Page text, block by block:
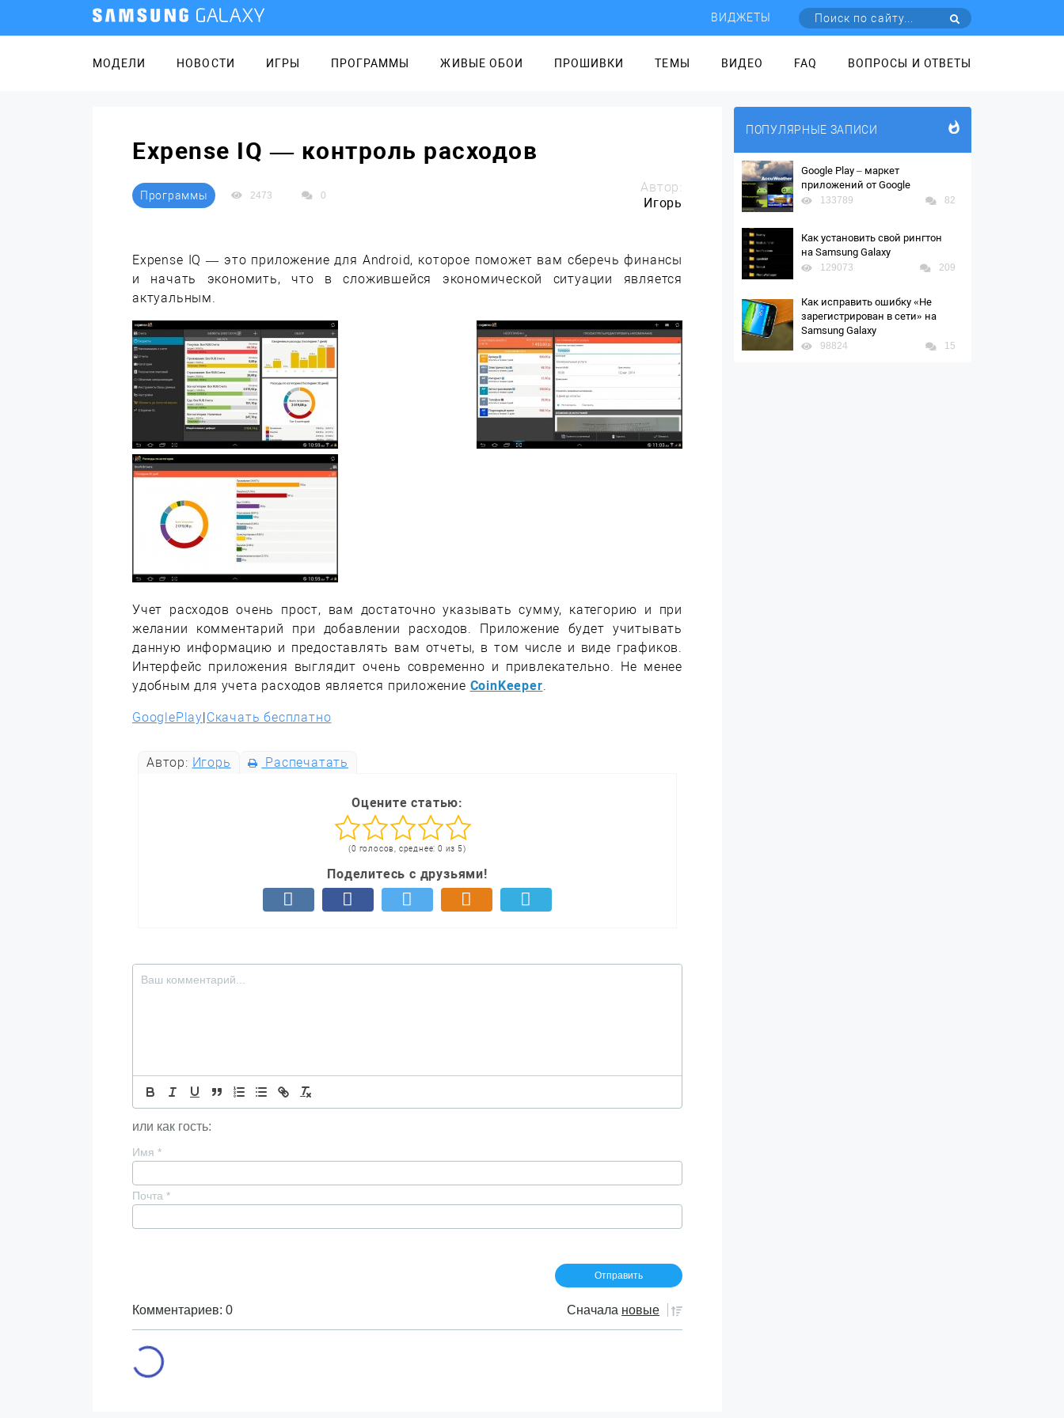
ВИДЖЕТЫ
МОДЕЛИ НОВОСТИ ИГРЫ ПРОГРАММЫ ЖИВЫЕ ОБОИ ПРОШИВКИ ТЕМЫ ВИДЕО FAQ ВОПРОСЫ И ОТВЕТЫ
Expense IQ — контроль расходов
Программы 2473 0
Автор:
Игорь
Expense IQ — это приложение для Android, которое поможет вам сберечь финансы
и начать экономить, что в сложившейся экономической ситуации является
актуальным.
Учет расходов очень прост, вам достаточно указывать сумму, категорию и при
желании комментарий при добавлении расходов. Приложение будет учитывать
данную информацию и предоставлять вам отчеты, в том числе и виде графиков.
Интерфейс приложения выглядит очень современно и привлекательно. Не менее
удобным для учета расходов является приложение CoinKeeper.
GooglePlay|Скачать бесплатно
Автор: Игорь Распечатать
Оцените статью:
(0 голосов, среднее: 0 из 5)
Поделитесь с друзьями!
или как гость:
Имя *
Почта *
Комментариев: 0 Сначала новые
ПОПУЛЯРНЫЕ ЗАПИСИ
Google Play – маркет
приложений от Google
133789 82
Как установить свой рингтон
на Samsung Galaxy
129073 209
Как исправить ошибку «Не
зарегистрирован в сети» на
Samsung Galaxy
98824 15